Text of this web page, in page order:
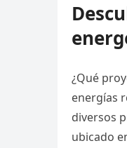
¿Qué
energías
diversos
ubicado